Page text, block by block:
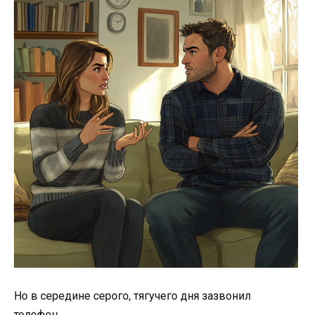
Но в середине серого, тягучего дня зазвонил